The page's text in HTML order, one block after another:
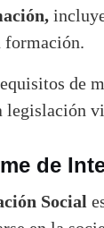
formación.
de
legislación
de
Social